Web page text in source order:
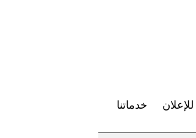
للإعلان خدماتنا